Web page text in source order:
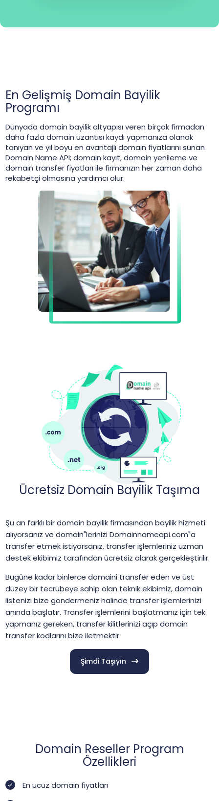
En Gelişmiş Domain Bayilik
Programı
Dünyada domain bayilik altyapısı veren birçok firmadan
daha fazla domain uzantısı kaydı yapmanıza olanak
tanıyan ve yıl boyu en avantajlı domain fiyatlarını sunan
Domain Name API; domain kayıt, domain yenileme ve
domain transfer fiyatları ile firmanızın her zaman daha
rekabetçi olmasına yardımcı olur.
Ücretsiz Domain Bayilik Taşıma
Şu an farklı bir domain bayilik firmasından bayilik hizmeti
alıyorsanız ve domain"lerinizi Domainnameapi.com"a
transfer etmek istiyorsanız, transfer işlemleriniz uzman
destek ekibimiz tarafından ücretsiz olarak gerçekleştirilir.
Bugüne kadar binlerce domaini transfer eden ve üst
düzey bir tecrübeye sahip olan teknik ekibimiz, domain
listenizi bize göndermeniz halinde transfer işlemlerinizi
anında başlatır. Transfer işlemlerini başlatmanız için tek
yapmanız gereken, transfer kilitlerinizi açıp domain
transfer kodlarını bize iletmektir.
Şimdi Taşıyın
Domain Reseller Program
Özellikleri
En ucuz domain fiyatları